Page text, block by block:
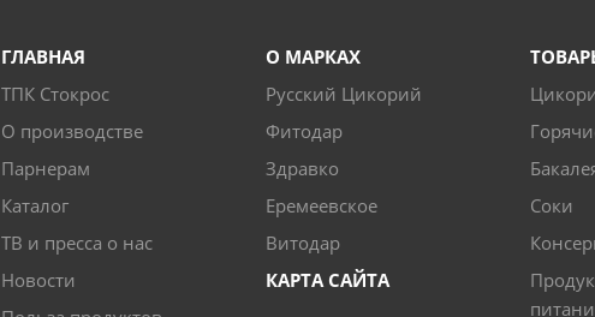
ГЛАВНАЯ
ТПК Стокрос
О производстве
Парнерам
Каталог
ТВ и пресса о нас
Новости
О МАРКАХ
Русский Цикорий
Фитодар
Здравко
Еремеевское
Витодар
КАРТА САЙТА
Соки